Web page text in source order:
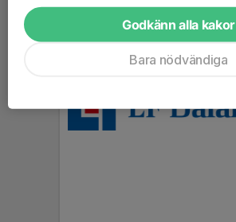
Godkänn alla kakor
Bara nödvändiga